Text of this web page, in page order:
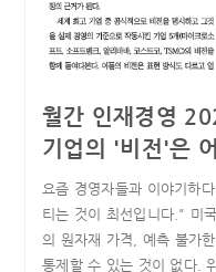
월간 인재경영
기업의 '비전'은
요즘 경영자들과 이야기하
티는 것이 최선입니다." 미
의 원자재 가격, 예측 불가
통제할 수 있는 것이 없다.